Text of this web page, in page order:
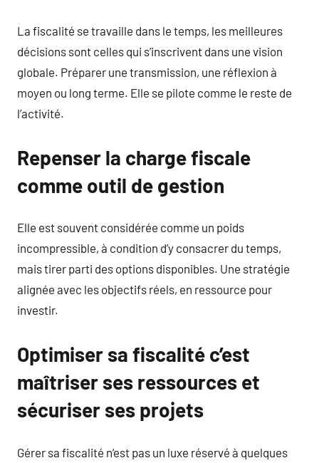
La fiscalité se travaille dans le temps, les meilleures
décisions sont celles qui s’inscrivent dans une vision
globale. Préparer une transmission, une réflexion à
moyen ou long terme. Elle se pilote comme le reste de
l’activité.
Repenser la charge fiscale
comme outil de gestion
Elle est souvent considérée comme un poids
incompressible, à condition d’y consacrer du temps,
mais tirer parti des options disponibles. Une stratégie
alignée avec les objectifs réels, en ressource pour
investir.
Optimiser sa fiscalité c’est
maîtriser ses ressources et
sécuriser ses projets
Gérer sa fiscalité n’est pas un luxe réservé à quelques